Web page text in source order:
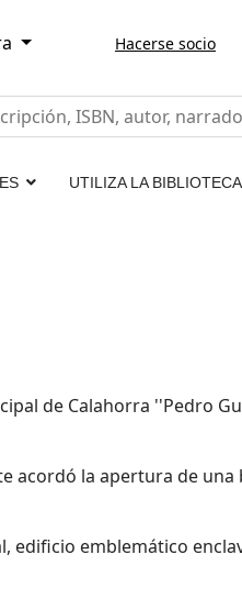
Hacerse socio
UTILIZA LA BIBLIOTECA
de Calahorra ''Pedro
acordó la apertura de una
edificio emblemático